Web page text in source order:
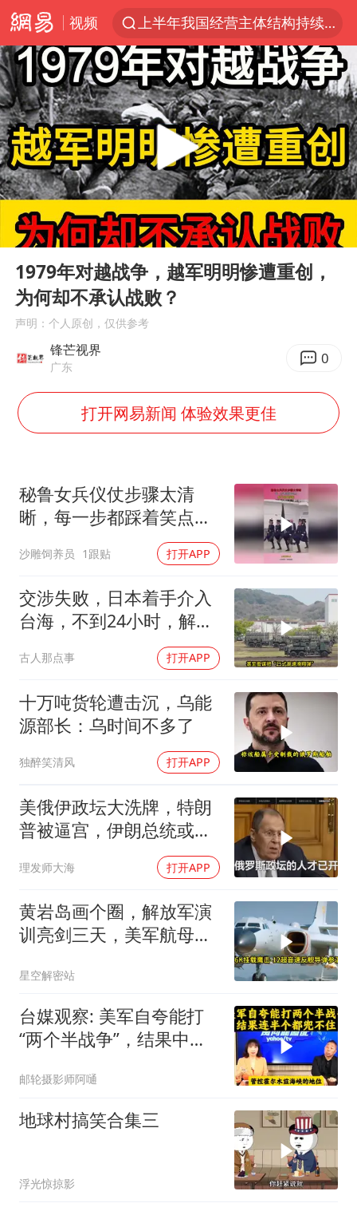
视频
上半年我国经营主体结构持续优化
王传君 《披荆斩棘》
上海：5号线16号线浦江线全线停运
白海豚预计将在浙江苍南到三门一带登陆
今日15时起福州地铁高架区段停运
国足U17与阿森纳决赛取消 并列冠军
王艺迪2-4不敌张本美和止步4强
上门女婿出轨女邻居多年被判重婚罪
2025年小学教师减少13.19万
王艺迪无缘横滨赛决赛
《龙餐馆》 冲奖
蒯曼挺进WTT横滨冠军赛女单四强
笔试第一被劝弃考涉事副校长被撤职
白海豚5次眼壁置换
构建更高水平的全民健身公共服务体系
Play
00:00 02:24
1979年对越战争，越军明明惨遭重创，
为何却不承认战败？
声明：个人原创，仅供参考
锋芒视界
广东 0
打开网易新闻 体验效果更佳
秘鲁女兵仪仗步骤太清
晰，每一步都踩着笑点，
沙雕饲养员 1跟贴 打开APP
交涉失败，日本着手介入
台海，不到24小时，解放
古人那点事 打开APP
十万吨货轮遭击沉，乌能
源部长：乌时间不多了
独醉笑清风 打开APP
美俄伊政坛大洗牌，特朗
普被逼宫，伊朗总统或下
理发师大海 打开APP
黄岩岛画个圈，解放军演
训亮剑三天，美军航母从
星空解密站
台媒观察: 美军自夸能打
“两个半战争”，结果中东
邮轮摄影师阿嗵
地球村搞笑合集三
浮光惊掠影